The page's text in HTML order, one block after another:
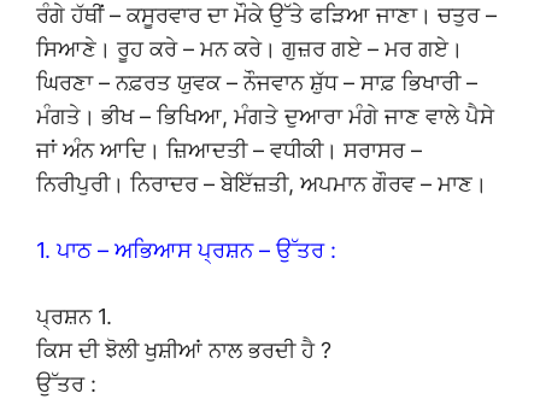
ਰੰਗੇ ਹੱਥੀਂ – ਕਸੂਰਵਾਰ ਦਾ ਮੌਕੇ ਉੱਤੇ ਫੜਿਆ ਜਾਣਾ। ਚਤੁਰ –
ਸਿਆਣੇ। ਰੂਹ ਕਰੇ – ਮਨ ਕਰੇ। ਗੁਜ਼ਰ ਗਏ – ਮਰ ਗਏ।
ਘਿਰਣਾ – ਨਫ਼ਰਤ ਯੁਵਕ – ਨੌਜਵਾਨ ਸ਼ੁੱਧ – ਸਾਫ਼ ਭਿਖਾਰੀ –
ਮੰਗਤੇ। ਭੀਖ – ਭਿਖਿਆ, ਮੰਗਤੇ ਦੁਆਰਾ ਮੰਗੇ ਜਾਣ ਵਾਲੇ ਪੈਸੇ
ਜਾਂ ਅੰਨ ਆਦਿ। ਜ਼ਿਆਦਤੀ – ਵਧੀਕੀ। ਸਰਾਸਰ –
ਨਿਰੀਪੁਰੀ। ਨਿਰਾਦਰ – ਬੇਇੱਜ਼ਤੀ, ਅਪਮਾਨ ਗੌਰਵ – ਮਾਣ।
1. ਪਾਠ – ਅਭਿਆਸ ਪ੍ਰਸ਼ਨ – ਉੱਤਰ :
ਪ੍ਰਸ਼ਨ 1.
ਕਿਸ ਦੀ ਝੋਲੀ ਖੁਸ਼ੀਆਂ ਨਾਲ ਭਰਦੀ ਹੈ ?
ਉੱਤਰ :